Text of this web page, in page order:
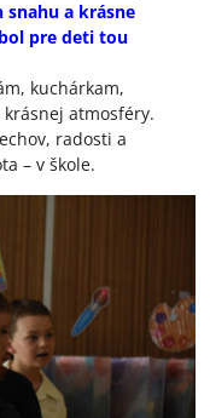
snahu a krásne
pre deti tou
kuchárkam,
atmosféry.
radosti a
– v škole.